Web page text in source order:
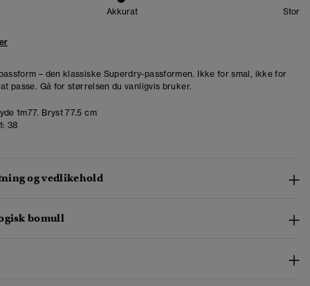
Akkurat Stor
– den klassiske Superdry-passformen. Ikke for smal, ikke for
passe. Gå for størrelsen du vanligvis bruker.
1m77. Bryst 77.5 cm
38
og vedlikehold
bomull